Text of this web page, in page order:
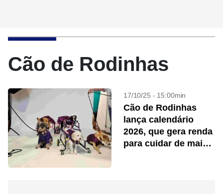
Cão de Rodinhas
17/10/25 - 15:00min
Cão de Rodinhas
lança calendário
2026, que gera renda
para cuidar de mais